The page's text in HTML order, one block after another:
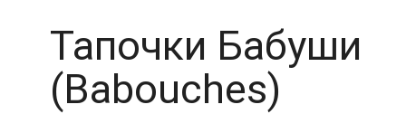
Тапочки Бабуши
(Babouches)